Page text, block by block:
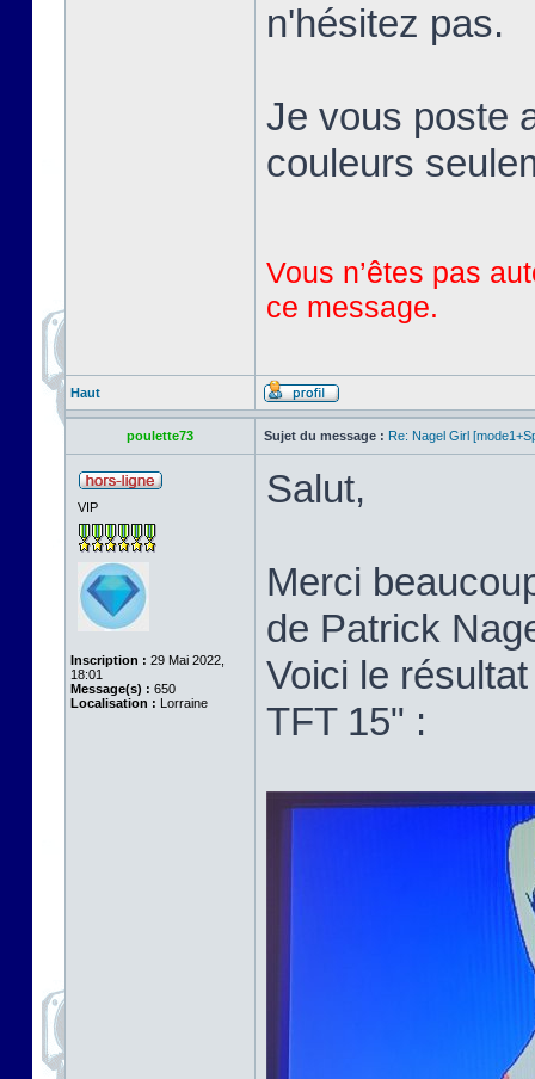
n'hésitez pas.
Je vous poste
couleurs
Vous n’êtes pas
ce message.
Haut
poulette73 Sujet du message : Re: Nagel Girl
VIP
Inscription : 29 Mai 2022,
18:01
Message(s) : 650
Localisation : Lorraine
Salut,
Merci
de Patrick
Voici le
TFT 15" :